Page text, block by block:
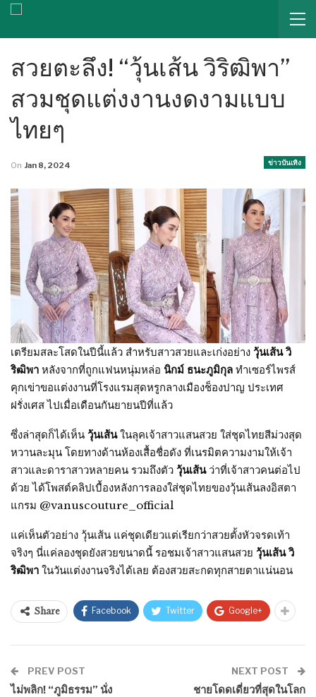
สวยตะลึง! “วุ้นเส้น วิริฒิพา”
สวมชุดแต่งงานงดงามแบบ
ไทยๆ
ข่าวบันเทิง
On Jan 8, 2024
เตรียมสละโสดในปีนี้แล้ว สำหรับสาวสวยและเก่งอย่าง วุ้นเส้น วิ
ริฒิพา หลังจากที่ถูกแฟนหนุ่มหล่อ นิกม์ ธนะภูมิกุล ทำเซอร์ไพรส์
คุกเข่าขอแต่งงานที่โรงแรมสุดหรูกลางเมืองช็องปาญ ประเทศ
ฝรั่งเศส ไปเมื่อเดือนกันยายนปีที่แล้ว
ซึ่งล่าสุดก็ได้เห็น วุ้นเส้นในลุคเจ้าสาวแสนสวย ใส่ชุดไทยสีม่วงสุด
หวานละมุน โดยทางด้านห้องเสื้อชื่อดัง ที่เนรมิตความงามให้เจ้า
สาวและดาราสาวหลายคน รวมถึงตัว วุ้นเส้นว่าที่เจ้าสาวคนต่อไป
ด้วย ได้โพสต์คลิปเบื้องหลังการลองใส่ชุดไทยของวุ้นเส้นลงอิสตา
แกรม @vanuscouture_official
แค่เห็นตัวอย่าง วุ้นเส้น แค่ชุดเดียวแต่เรียกว่าสวยตั้งหัวจรดเท้า
จริงๆ นี่แค่ลองชุดยังสวยขนาดนี้ รอชมเจ้าสาวแสนสวย วุ้นเส้น วิ
ริฒิพา ในวันแต่งงานจริงได้เลย ต้องสวยสะกดทุกสายตาแน่นอน
Share Facebook Twitter Google+
PREV POST
ไม่พลิก! “ภูมิธรรม” นั่ง
NEXT POST
ชายโดดเดี่ยวที่สุดในโลก